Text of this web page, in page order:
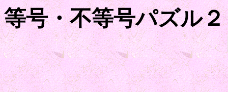
等号・不等号パズル